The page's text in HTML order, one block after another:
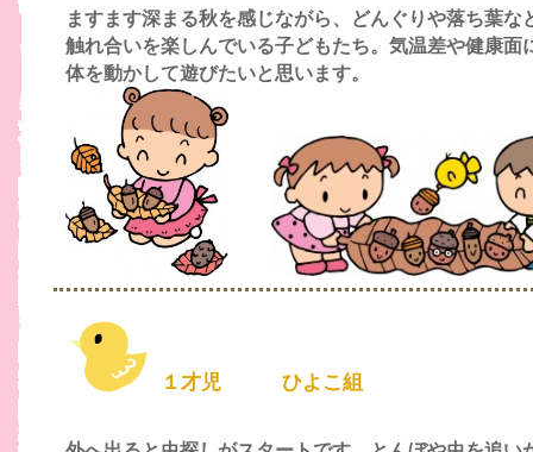
ますます深まる秋を感じながら、どんぐりや落ち葉な
触れ合いを楽しんでいる子どもたち。気温差や健康面
体を動かして遊びたいと思います。
１才児 ひよこ組